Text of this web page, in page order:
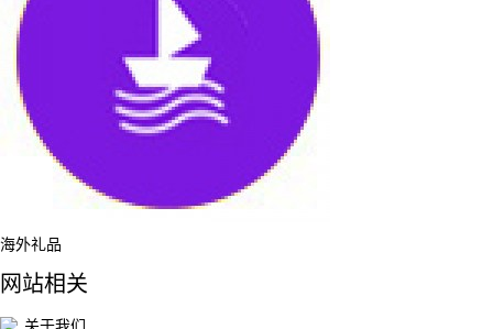
海外礼品
网站相关